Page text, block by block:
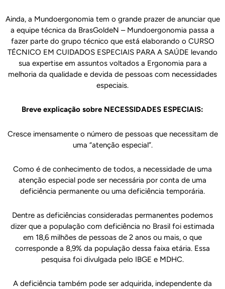
Ainda, a Mundoergonomia tem o grande prazer de anunciar que
a equipe técnica da BrasGoldeN – Mundoergonomia passa a
fazer parte do grupo técnico que está elaborando o CURSO
TÉCNICO EM CUIDADOS ESPECIAIS PARA A SAÚDE levando
sua expertise em assuntos voltados a Ergonomia para a
melhoria da qualidade e devida de pessoas com necessidades
especiais.
Breve explicação sobre NECESSIDADES ESPECIAIS:
Cresce imensamente o número de pessoas que necessitam de
uma “atenção especial”.
Como é de conhecimento de todos, a necessidade de uma
atenção especial pode ser necessária por conta de uma
deficiência permanente ou uma deficiência temporária.
Dentre as deficiências consideradas permanentes podemos
dizer que a população com deficiência no Brasil foi estimada
em 18,6 milhões de pessoas de 2 anos ou mais, o que
corresponde a 8,9% da população dessa faixa etária. Essa
pesquisa foi divulgada pelo IBGE e MDHC.
A deficiência também pode ser adquirida, independente da